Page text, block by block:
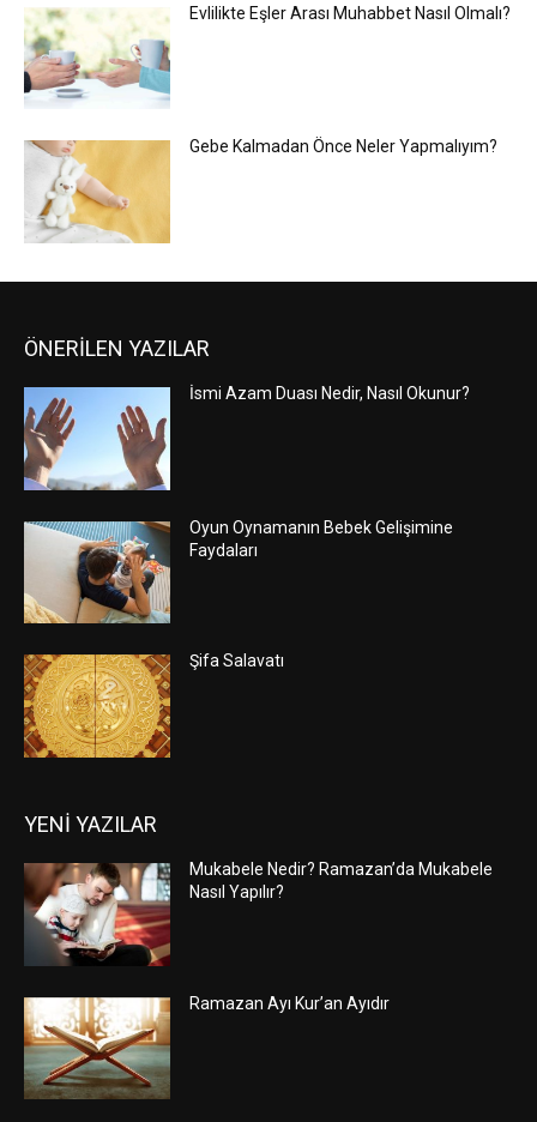
Evlilikte Eşler Arası Muhabbet Nasıl Olmalı?
Gebe Kalmadan Önce Neler Yapmalıyım?
ÖNERİLEN YAZILAR
İsmi Azam Duası Nedir, Nasıl Okunur?
Oyun Oynamanın Bebek Gelişimine
Faydaları
Şifa Salavatı
YENİ YAZILAR
Mukabele Nedir? Ramazan’da Mukabele
Nasıl Yapılır?
Ramazan Ayı Kur’an Ayıdır